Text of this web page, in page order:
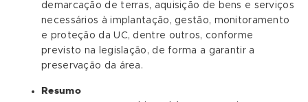
demarcação de terras, aquisição de bens e serviços
necessários à implantação, gestão, monitoramento
e proteção da UC, dentre outros, conforme
previsto na legislação, de forma a garantir a
preservação da área.
Resumo